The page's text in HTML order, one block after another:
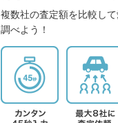
複数社の査定額を比較し
調べよう！